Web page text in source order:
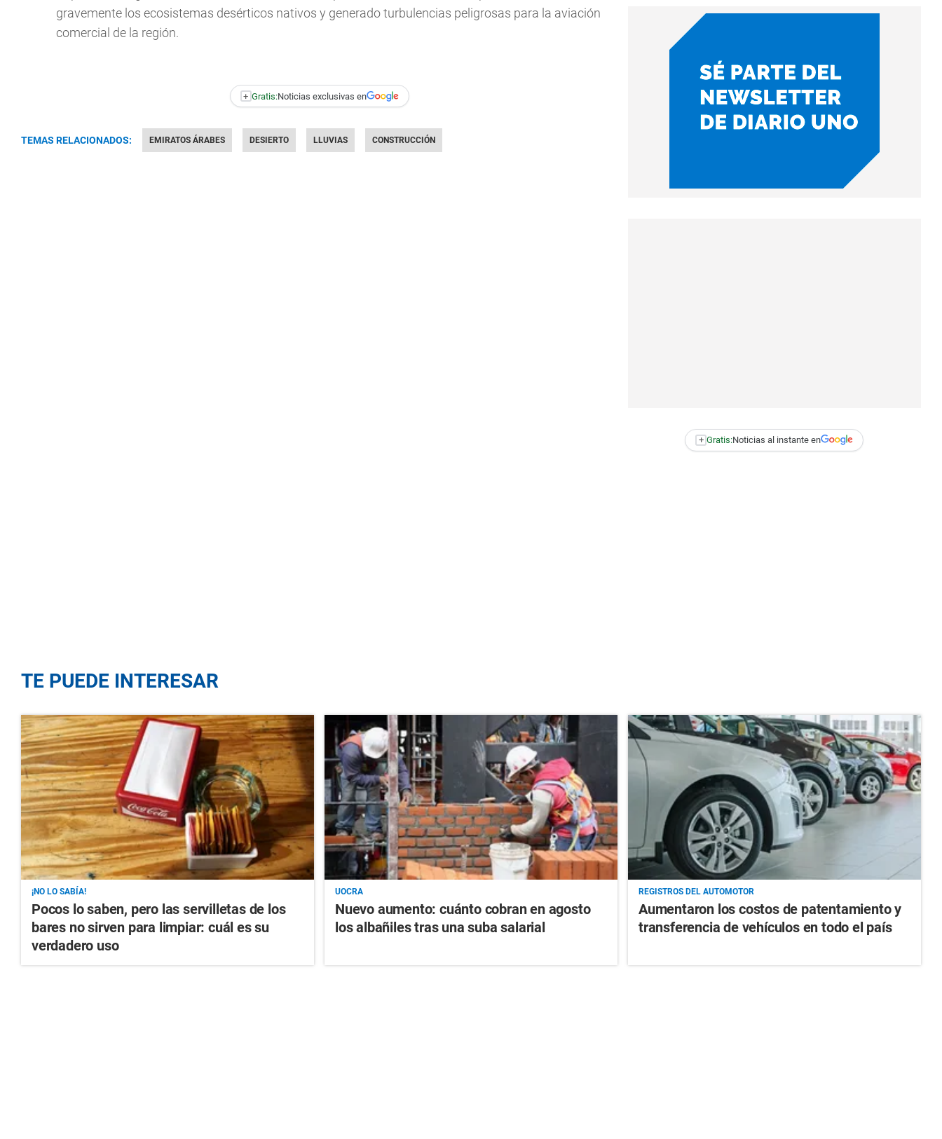
gravemente los ecosistemas desérticos nativos y generado turbulencias peligrosas para la aviación
comercial de la región.
+ Gratis:Noticias exclusivas en
TEMAS RELACIONADOS: EMIRATOS ÁRABES DESIERTO LLUVIAS CONSTRUCCIÓN
+ Gratis:Noticias al instante en
TE PUEDE INTERESAR
¡NO LO SABÍA!
Pocos lo saben, pero las servilletas de los
bares no sirven para limpiar: cuál es su
verdadero uso
UOCRA
Nuevo aumento: cuánto cobran en agosto
los albañiles tras una suba salarial
REGISTROS DEL AUTOMOTOR
Aumentaron los costos de patentamiento y
transferencia de vehículos en todo el país